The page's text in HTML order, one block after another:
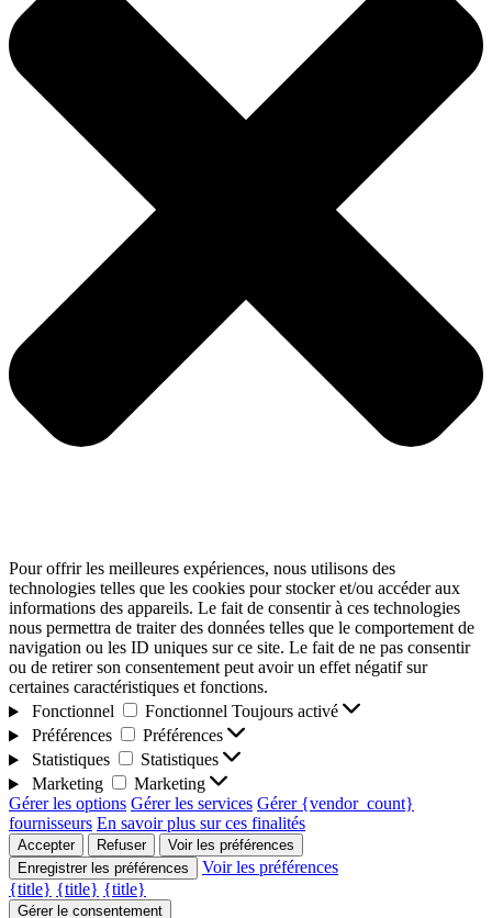
Pour offrir les meilleures expériences, nous utilisons des
technologies telles que les cookies pour stocker et/ou accéder aux
informations des appareils. Le fait de consentir à ces technologies
nous permettra de traiter des données telles que le comportement de
navigation ou les ID uniques sur ce site. Le fait de ne pas consentir
ou de retirer son consentement peut avoir un effet négatif sur
certaines caractéristiques et fonctions.
Fonctionnel
Fonctionnel Toujours activé
Préférences
Préférences
Statistiques
Statistiques
Marketing
Marketing
Gérer les options Gérer les services Gérer {vendor_count}
fournisseurs En savoir plus sur ces finalités
Accepter Refuser
Voir les préférences
Enregistrer les préférences
Voir les préférences
{title} {title} {title}
Gérer le consentement